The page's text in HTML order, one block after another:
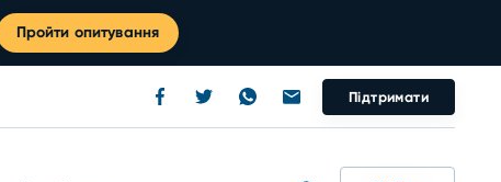
Пройти опитування
Підтримати